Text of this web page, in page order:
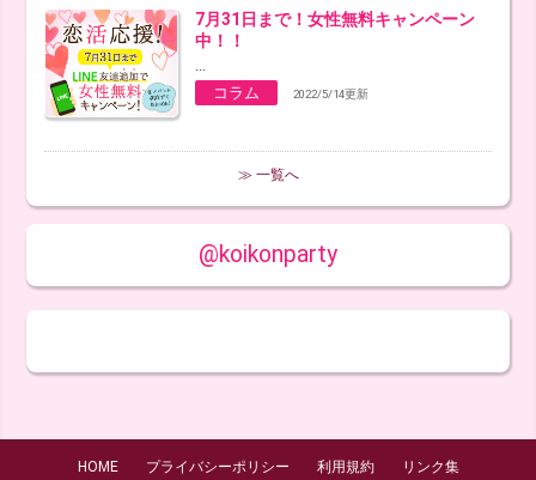
7月31日まで！女性無料キャンペーン
中！！
...
コラム
2022/5/14更新
≫ 一覧へ
@koikonparty
HOME プライバシーポリシー 利用規約
リンク集